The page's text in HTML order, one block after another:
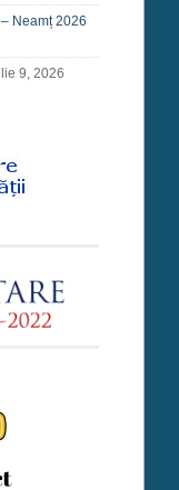
Neamț 2026
9, 2026